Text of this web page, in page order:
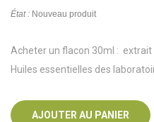
État : Nouveau produit
Acheter un flacon 30ml :
Huiles essentielles des
AJOUTER AU PANIER